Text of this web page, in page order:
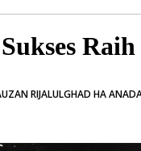
RIJALULGHAD HA